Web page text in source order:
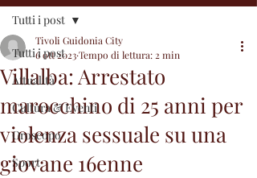
Tutti i post
Attualità
Cultura & Eventi
Oroscopo
Sport
Tutti i post
Villalba: Arrestato
marocchino di 25 anni per
violenza sessuale su una
giovane 16enne
Tivoli Guidonia City
6 ott 2023Tempo di lettura: 2 min